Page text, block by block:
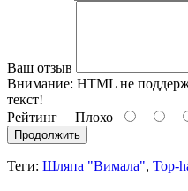
Ваш отзыв
Внимание: HTML не
текст!
Рейтинг Плохо
Продолжить
Теги: Шляпа "Вимала", Top-